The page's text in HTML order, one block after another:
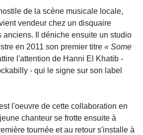
de la scène musicale locale,
vendeur chez un disquaire
Il déniche ensuite un studio
en 2011 son premier titre « Some
l'attention de Hanni El Khatib -
- qui le signe sur son label
l'oeuvre de cette collaboration en
chanteur se frotte ensuite à
tournée et au retour s'installe à